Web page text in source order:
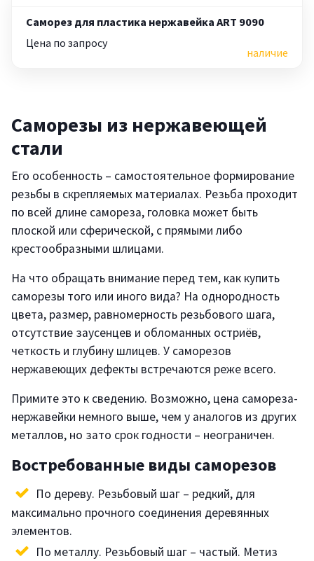
Саморез для пластика нержавейка ART 9090
Цена по запросу
наличие
Саморезы из нержавеющей
стали
Его особенность – самостоятельное формирование
резьбы в скрепляемых материалах. Резьба проходит
по всей длине самореза, головка может быть
плоской или сферической, с прямыми либо
крестообразными шлицами.
На что обращать внимание перед тем, как купить
саморезы того или иного вида? На однородность
цвета, размер, равномерность резьбового шага,
отсутствие заусенцев и обломанных остриёв,
четкость и глубину шлицев. У саморезов
нержавеющих дефекты встречаются реже всего.
Примите это к сведению. Возможно, цена самореза-
нержавейки немного выше, чем у аналогов из других
металлов, но зато срок годности – неограничен.
Востребованные виды саморезов
По дереву. Резьбовый шаг – редкий, для
максимально прочного соединения деревянных
элементов.
По металлу. Резьбовый шаг – частый. Метиз